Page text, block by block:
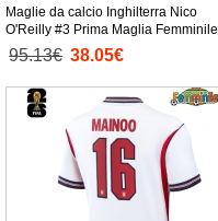
Maglie da calcio Inghilterra Nico
O'Reilly #3 Prima Maglia Femminile
Mondiali 2026 Manica Corta
95.13€ 38.05€